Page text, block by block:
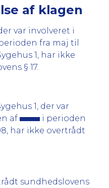
af klagen
var involveret i
fra maj til
1, har ikke
§ 17.
1, der var
af
i perioden
har ikke overtrådt
sundhedslovens